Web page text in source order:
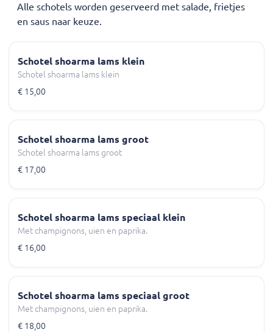
Alle schotels worden geserveerd met salade, frietjes
en saus naar keuze.
Schotel shoarma lams klein
Schotel shoarma lams klein
€ 15,00
Schotel shoarma lams groot
Schotel shoarma lams groot
€ 17,00
Schotel shoarma lams speciaal klein
Met champignons, uien en paprika.
€ 16,00
Schotel shoarma lams speciaal groot
Met champignons, uien en paprika.
€ 18,00